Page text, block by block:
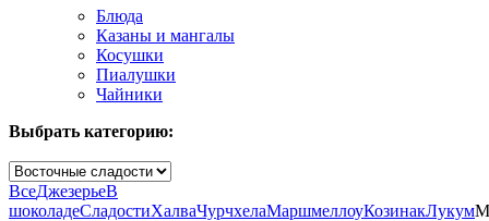
Блюда
Казаны и мангалы
Косушки
Пиалушки
Чайники
Выбрать категорию:
ВсеДжезерьеВ
шоколадеСладостиХалваЧурчхелаМаршмеллоуКозинакЛукум